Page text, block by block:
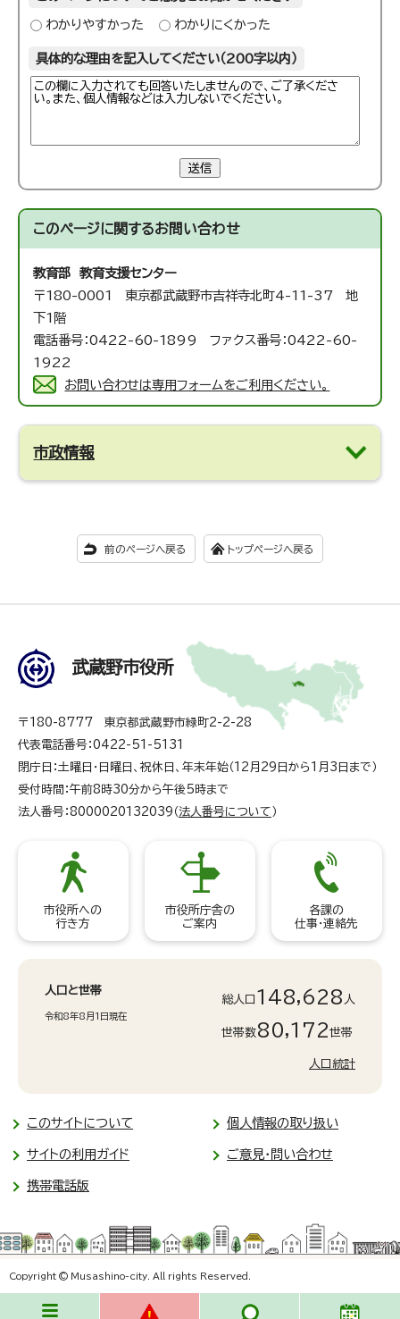
わかりやすかった わかりにくかった
具体的な理由を記入してください（200字以内）
送信
このページに関するお問い合わせ
教育部 教育支援センター
〒180-0001 東京都武蔵野市吉祥寺北町4-11-37 地
下1階
電話番号：0422-60-1899 ファクス番号：0422-60-
1922
お問い合わせは専用フォームをご利用ください。
市政情報
前のページへ戻る トップページへ戻る
武蔵野市役所
〒180-8777 東京都武蔵野市緑町2-2-28
代表電話番号：0422-51-5131
閉庁日：土曜日・日曜日、祝休日、年末年始（12月29日から1月3日まで）
受付時間：午前8時30分から午後5時まで
法人番号：8000020132039（ 法人番号について ）
市役所への
行き方
市役所庁舎の
ご案内
各課の
仕事・連絡先
人口と世帯
令和8年8月1日現在
総人口 148,628 人
世帯数80,172世帯
人口統計
このサイトについて 個人情報の取り扱い
サイトの利用ガイド ご意見・問い合わせ
携帯電話版
Copyright © Musashino-city. All rights Reserved.